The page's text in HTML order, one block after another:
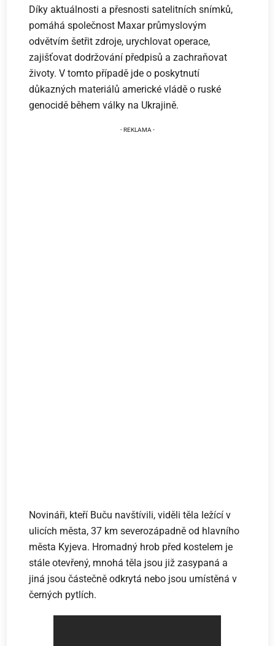
Díky aktuálnosti a přesnosti satelitních snímků,
pomáhá společnost Maxar průmyslovým
odvětvím šetřit zdroje, urychlovat operace,
zajišťovat dodržování předpisů a zachraňovat
životy. V tomto případě jde o poskytnutí
důkazných materiálů americké vládě o ruské
genocidě během války na Ukrajině.
Novináři, kteří Buču navštívili, viděli těla ležící v
ulicích města, 37 km severozápadně od hlavního
města Kyjeva. Hromadný hrob před kostelem je
stále otevřený, mnohá těla jsou již zasypaná a
jiná jsou částečně odkrytá nebo jsou umístěná v
černých pytlích.